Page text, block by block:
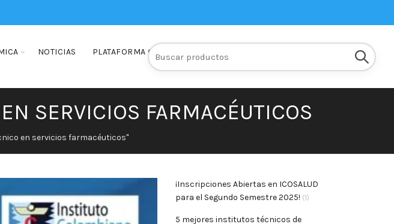
NOTICIAS PLATAFORMA Q10 INSCRIPCIONES
Buscar:
SERVICIOS FARMACÉUTICOS
en servicios farmacéuticos"
¡Inscripciones Abiertas en ICOSALUD
para el Segundo Semestre 2025! (1)
5 mejores institutos técnicos de